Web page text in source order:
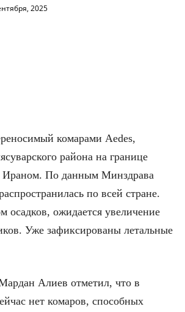
2025
комарами Aedes,
района на границе
Ираном. По данным Минздрава
по всей стране.
осадков, ожидается увеличение
Уже зафиксированы летальные
Алиев отметил, что в
нет комаров, способных